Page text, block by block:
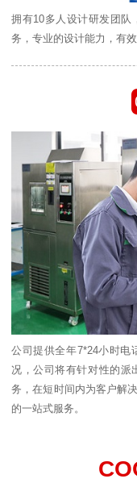
拥有10多人设计研发团队
务，专业的设计能力，有
公司提供全年7*24小时电
况，公司将有针对性的派
务，在短时间内为客户解
的一站式服务。